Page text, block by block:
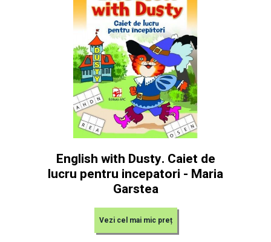
English with Dusty. Caiet de
lucru pentru incepatori - Maria
Garstea
Vezi cel mai mic preț